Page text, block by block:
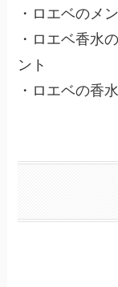
・ロエベのメ
・ロエベ香水
ント
・ロエベの香